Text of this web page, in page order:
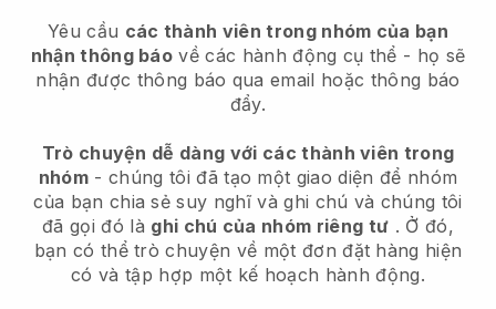
Yêu cầu các thành viên trong nhóm của bạn
nhận thông báo về các hành động cụ thể - họ sẽ
nhận được thông báo qua email hoặc thông báo
đẩy.
Trò chuyện dễ dàng với các thành viên trong
nhóm - chúng tôi đã tạo một giao diện để nhóm
của bạn chia sẻ suy nghĩ và ghi chú và chúng tôi
đã gọi đó là ghi chú của nhóm riêng tư . Ở đó,
bạn có thể trò chuyện về một đơn đặt hàng hiện
có và tập hợp một kế hoạch hành động.